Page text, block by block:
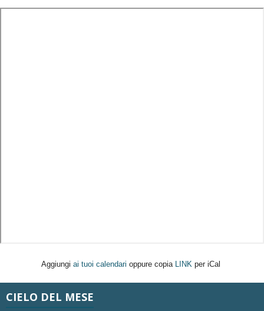
Aggiungi ai tuoi calendari oppure copia LINK per iCal
CIELO DEL MESE